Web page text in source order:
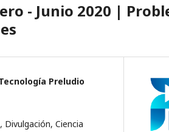
- Junio 2020 |
Preludio
Ciencia